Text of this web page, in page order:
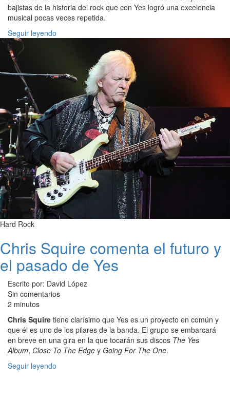
bajistas de la historia del rock que con Yes logró una excelencia
musical pocas veces repetida.
Seguir leyendo
Hard Rock
Chris Squire comenta el futuro y
el pasado de Yes
Escrito por: David López
Sin comentarios
2 minutos
Chris Squire tiene clarísimo que Yes es un proyecto en común y
que él es uno de los pilares de la banda. El grupo se embarcará
en breve en una gira en la que tocarán sus discos The Yes
Album, Close To The Edge y Going For The One.
Seguir leyendo